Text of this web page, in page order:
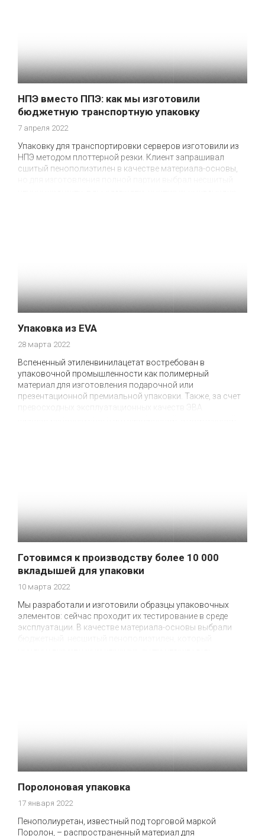
НПЭ вместо ППЭ: как мы изготовили
бюджетную транспортную упаковку
7 апреля 2022
Упаковку для транспортировки серверов изготовили из
НПЭ методом плоттерной резки. Клиент запрашивал
сшитый пенополиэтилен в качестве материала-основы,
Упаковка из EVA
28 марта 2022
Вспененный этиленвинилацетат востребован в
упаковочной промышленности как полимерный
материал для изготовления подарочной или
презентационной премиальной упаковки. Также, за счет
превосходных эксплуатационных качеств ЭВА
Готовимся к производству более 10 000
вкладышей для упаковки
10 марта 2022
Мы разработали и изготовили образцы упаковочных
элементов: сейчас проходит их тестирование в среде
эксплуатации. В качестве материала-основы выбрали
Поролоновая упаковка
17 января 2022
Пенополиуретан, известный под торговой маркой
Поролон, – распространенный материал для